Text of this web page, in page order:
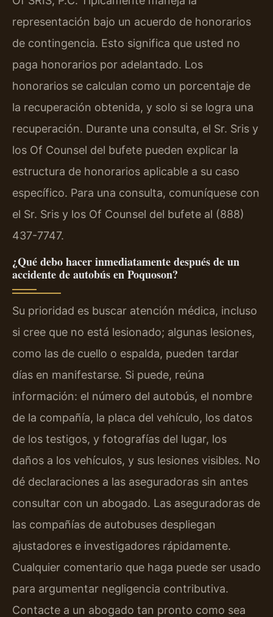
representación bajo un acuerdo de honorarios
de contingencia. Esto significa que usted no
paga honorarios por adelantado. Los
honorarios se calculan como un porcentaje de
la recuperación obtenida, y solo si se logra una
recuperación. Durante una consulta, el Sr. Sris y
los Of Counsel del bufete pueden explicar la
estructura de honorarios aplicable a su caso
específico. Para una consulta, comuníquese con
el Sr. Sris y los Of Counsel del bufete al (888)
437-7747.
¿Qué debo hacer inmediatamente después de un
accidente de autobús en Poquoson?
Su prioridad es buscar atención médica, incluso
si cree que no está lesionado; algunas lesiones,
como las de cuello o espalda, pueden tardar
días en manifestarse. Si puede, reúna
información: el número del autobús, el nombre
de la compañía, la placa del vehículo, los datos
de los testigos, y fotografías del lugar, los
daños a los vehículos, y sus lesiones visibles. No
dé declaraciones a las aseguradoras sin antes
consultar con un abogado. Las aseguradoras de
las compañías de autobuses despliegan
ajustadores e investigadores rápidamente.
Cualquier comentario que haga puede ser usado
para argumentar negligencia contributiva.
Contacte a un abogado tan pronto como sea